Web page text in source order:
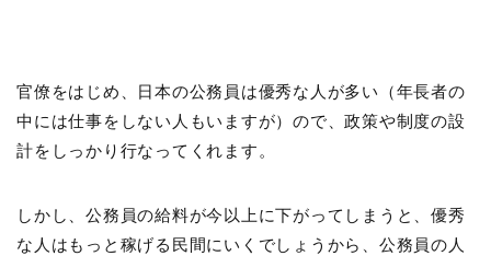
官僚をはじめ、日本の公務員は優秀な人が多い（年長者の
中には仕事をしない人もいますが）ので、政策や制度の設
計をしっかり行なってくれます。
しかし、公務員の給料が今以上に下がってしまうと、優秀
な人はもっと稼げる民間にいくでしょうから、公務員の人